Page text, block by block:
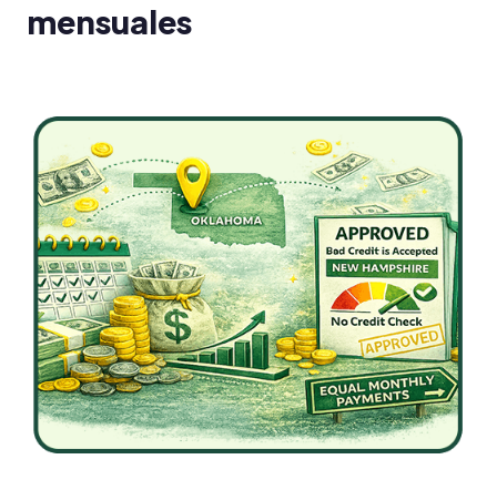
mensuales